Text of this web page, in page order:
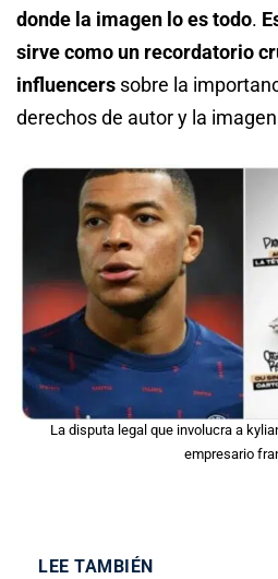
donde la imagen lo es todo.
sirve como un recordatorio
influencers sobre la
derechos de autor y la
La disputa legal que involucra a
empresario
LEE TAMBIÉN